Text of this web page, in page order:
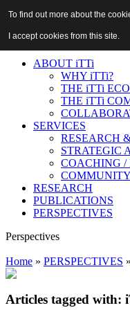
ABOUT iTTi
WHY iTTi?
THE iTTi
THE iTTi
SERVICES
RESEARCH
STRATEGIC
COACHING
RESEARCH
PUBLICATIONS
PERSPECTIVES
Perspectives
Home » PERSPECTIVES
Articles tagged with:
To find out more about the
I accept cookies from this site.
To find out more about the
I accept cookies from this site.